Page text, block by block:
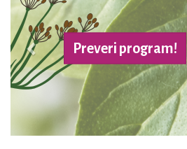
program!